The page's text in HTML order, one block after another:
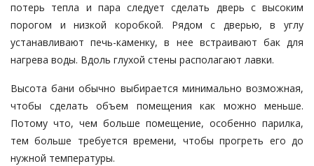
потерь тепла и пара следует сделать дверь с высоким
порогом и низкой коробкой. Рядом с дверью, в углу
устанавливают печь-каменку, в нее встраивают бак для
нагрева воды. Вдоль глухой стены располагают лавки.
Высота бани обычно выбирается минимально возможная,
чтобы сделать объем помещения как можно меньше.
Потому что, чем больше помещение, особенно парилка,
тем больше требуется времени, чтобы прогреть его до
нужной температуры.